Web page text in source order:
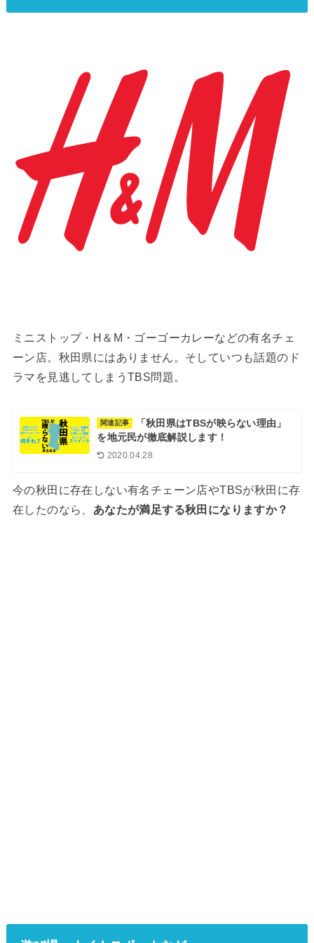
ミニストップ・H＆M・ゴーゴーカレーなどの有名チェ
ーン店。秋田県にはありません。そしていつも話題のド
ラマを見逃してしまうTBS問題。
関連記事
「秋田県はTBSが映らない理由」
を地元民が徹底解説します！
2020.04.28
今の秋田に存在しない有名チェーン店やTBSが秋田に存
在したのなら、 あなたが満足する秋田になりますか？